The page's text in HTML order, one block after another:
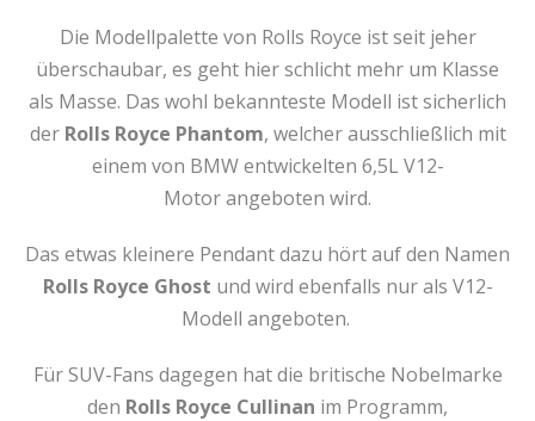
Die Modellpalette von Rolls Royce ist seit jeher
überschaubar, es geht hier schlicht mehr um Klasse
als Masse. Das wohl bekannteste Modell ist sicherlich
der Rolls Royce Phantom, welcher ausschließlich mit
einem von BMW entwickelten 6,5L V12-
Motor angeboten wird.
Das etwas kleinere Pendant dazu hört auf den Namen
Rolls Royce Ghost und wird ebenfalls nur als V12-
Modell angeboten.
Für SUV-Fans dagegen hat die britische Nobelmarke
den Rolls Royce Cullinan im Programm,